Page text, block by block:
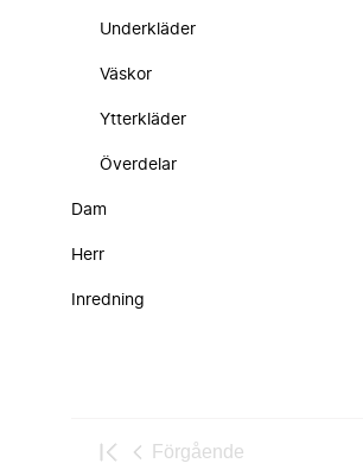
Underkläder
Väskor
Ytterkläder
Överdelar
Dam
Herr
Inredning
Förgående